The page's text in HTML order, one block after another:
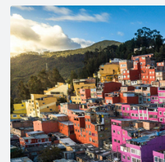
odgovornost prelazi na
povrat novca.
Putnik je dužan da
strane predstavnika
suprotnom predstavnik
isključi sa putovanja.
U turističkim autobusima
toaleta; u skladu sa
se prave na 3-4 sata (u
opremljenosti benzinske
iskoristiti za upotrebu